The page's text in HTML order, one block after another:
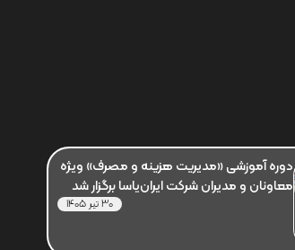
دوره آموزشی «مدیریت هزینه و مصرف» ویژه
معاونان و مدیران شرکت ایران‌یاسا برگزار شد
30 تیر 1405